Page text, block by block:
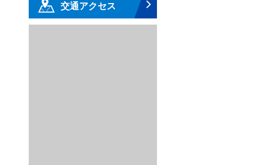
交通アクセス